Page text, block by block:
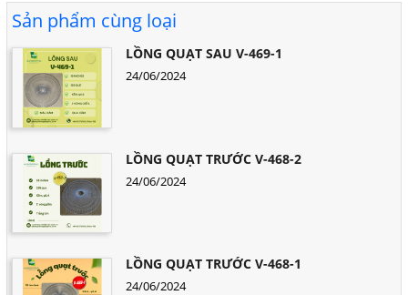
Sản phẩm cùng loại
LỒNG QUẠT SAU V-469-1
24/06/2024
LỒNG QUẠT TRƯỚC V-468-2
24/06/2024
LỒNG QUẠT TRƯỚC V-468-1
24/06/2024